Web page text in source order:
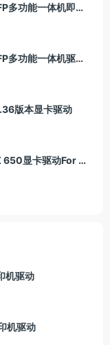
HP惠普LaserJet M1005 MFP多功能一体机即插即用驱动20070326版For Win7
HP惠普LaserJet M1005 MFP多功能一体机驱动20060913版For Win2000/XP
版本显卡驱动
NVIDIA英伟达GeForce GTX 650显卡驱动For Win10-64
机驱动
机驱动